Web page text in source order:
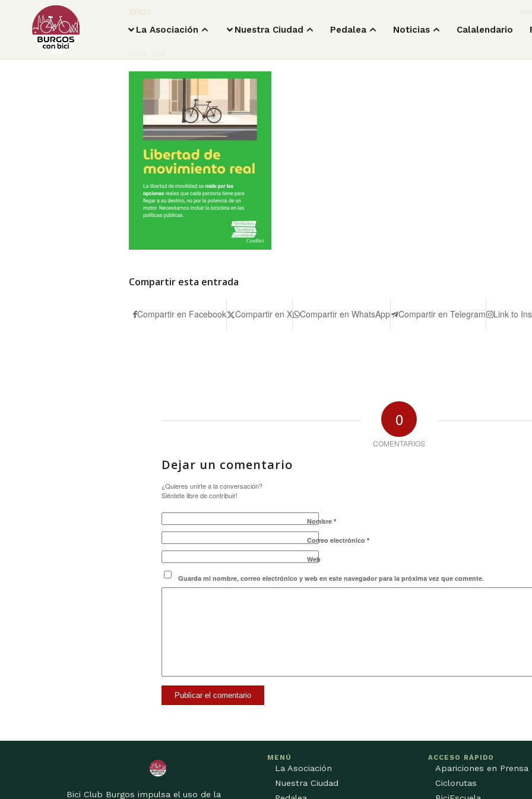
La Asociación Nuestra Ciudad Pedalea Noticias Calalendario
Compartir esta entrada
Compartir en Facebook Compartir en X Compartir en WhatsApp Compartir en Telegram Link to
0
COMENTARIOS
Dejar un comentario
¿Quieres unirte a la conversación?
Siéntete libre de contribuir!
Nombre *
Correo electrónico *
Web
Guarda mi nombre, correo electrónico y web en este navegador para la próxima vez que comente.
Bici Club Burgos impulsa el uso de la
MENÚ
La Asociación
Nuestra Ciudad
ACCESO RÁPIDO
Apariciones en Prensa
Ciclorutas